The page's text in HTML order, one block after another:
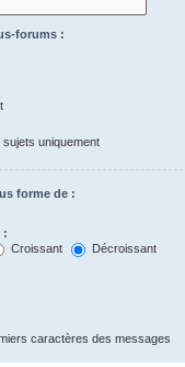
forums :
uniquement
forme de :
:
Croissant
Décroissant
caractères des messages